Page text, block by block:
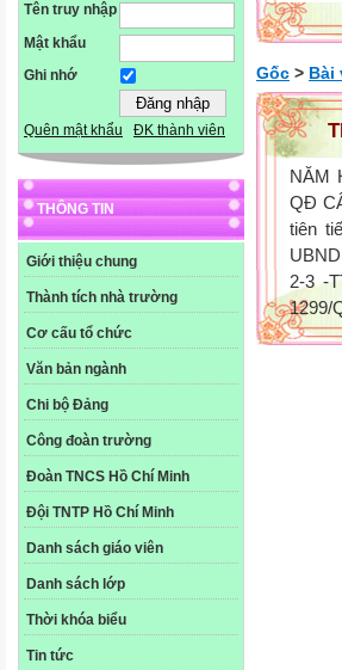
Tên truy nhập
Mật khẩu
Ghi nhớ
Quên mật khẩu ĐK thành viên
THÔNG TIN
Giới thiệu chung
Thành tích nhà trường
Cơ cấu tổ chức
Văn bản ngành
Chi bộ Đảng
Công đoàn trường
Đoàn TNCS Hồ Chí Minh
Đội TNTP Hồ Chí Minh
Danh sách giáo viên
Danh sách lớp
Thời khóa biểu
Tin tức
Gốc > Bài
NĂM
QĐ
tiên
2-3 -
1299/